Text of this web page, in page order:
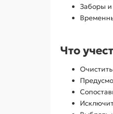
Заборы и
Что